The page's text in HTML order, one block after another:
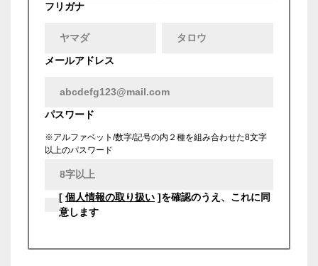
フリガナ
メールアドレス
パスワード
※アルファベット/数字/記号の内２種を組み合わせた8文字
以上のパスワード
[ 個人情報の取り扱い ]を確認のうえ、これに同
意します